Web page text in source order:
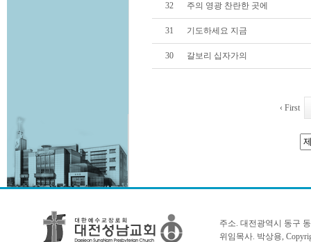
32 주의 영광 찬란한 곳에
31 기도하세요 지금
30 갈보리 십자가의
‹ First
주소. 대전광역시 동구 동
위임목사. 박상용,